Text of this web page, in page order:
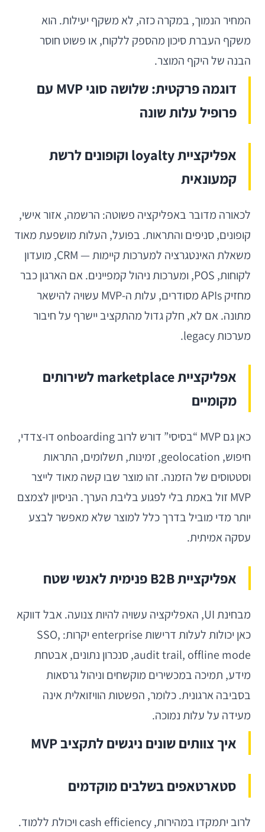
המחיר הנמוך, במקרה כזה, לא משקף יעילות. הוא
משקף העברת סיכון מהספק ללקוח, או פשוט חוסר
הבנה של היקף המוצר.
דוגמה פרקטית: שלושה סוגי MVP עם
פרופיל עלות שונה
אפליקציית loyalty וקופונים לרשת
קמעונאית
לכאורה מדובר באפליקציה פשוטה: הרשמה, אזור אישי,
קופונים, סניפים והתראות. בפועל, העלות מושפעת מאוד
משאלת האינטגרציה למערכות קיימות — CRM, מועדון
לקוחות, POS, ומערכות ניהול קמפיינים. אם הארגון כבר
מחזיק APIs מסודרים, עלות ה-MVP עשויה להישאר
מתונה. אם לא, חלק גדול מהתקציב יישרף על חיבור
מערכות legacy.
אפליקציית marketplace לשירותים
מקומיים
כאן גם MVP “בסיסי” דורש לרוב onboarding דו-צדדי,
חיפוש, geolocation, זמינות, תשלומים, התראות
וסטטוסים של הזמנה. זהו מוצר שבו קשה מאוד לייצר
MVP זול באמת בלי לפגוע בליבת הערך. הניסיון לצמצם
יותר מדי מוביל בדרך כלל למוצר שלא מאפשר לבצע
עסקה אמיתית.
אפליקציית B2B פנימית לאנשי שטח
מבחינת UI, האפליקציה עשויה להיות צנועה. אבל דווקא
כאן יכולות לעלות דרישות enterprise יקרות: SSO,
audit trail, offline mode, סנכרון נתונים, אבטחת
מידע, תמיכה במכשירים מוקשחים וניהול גרסאות
בסביבה ארגונית. כלומר, הפשטות הוויזואלית אינה
מעידה על עלות נמוכה.
איך צוותים שונים ניגשים לתקציב MVP
סטארטאפים בשלבים מוקדמים
לרוב יתמקדו במהירות, cash efficiency ויכולת ללמוד.